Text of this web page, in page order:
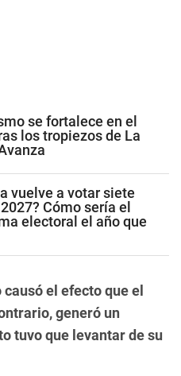
se fortalece en el
los tropiezos de La
vuelve a votar siete
Cómo sería el
electoral el año que
el efecto que el
generó un
tuvo que levantar de su